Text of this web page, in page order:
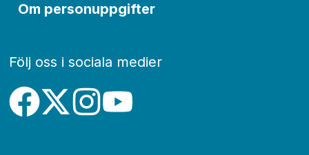
Om personuppgifter
Följ oss i sociala medier